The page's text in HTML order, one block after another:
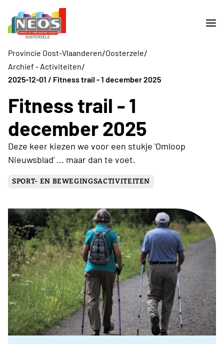
Provincie Oost-Vlaanderen/Oosterzele/
Archief - Activiteiten/
2025-12-01 / Fitness trail - 1 december 2025
Fitness trail - 1
december 2025
Deze keer kiezen we voor een stukje 'Omloop
Nieuwsblad' ... maar dan te voet.
SPORT- EN BEWEGINGSACTIVITEITEN